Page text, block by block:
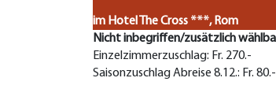
im Hotel The Cross ***, Rom
Nicht inbegriffen/zusätzlich
Einzelzimmerzuschlag: Fr. 270.-
Saisonzuschlag Abreise 8.12.: Fr. 80.-